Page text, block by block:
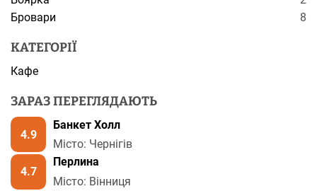
Бровари
8
КАТЕГОРІЇ
Кафе
ЗАРАЗ ПЕРЕГЛЯДАЮТЬ
4.9
Банкет Холл
Місто: Чернігів
4.7
Перлина
Місто: Вінниця